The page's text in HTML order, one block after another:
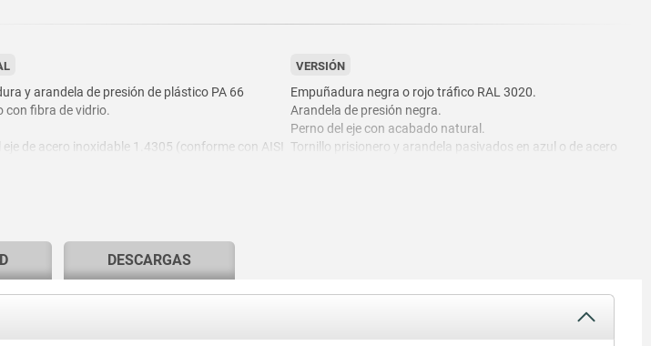
y arandela de presión de plástico PA 66
con fibra de vidrio.
eje de acero inoxidable 1.4305 (conforme con AISI
VERSIÓN
Empuñadura negra o rojo tráfico RAL 3020.
Arandela de presión negra.
Perno del eje con acabado natural.
Tornillo prisionero y arandela pasivados en azul o de acero
DESCARGAS